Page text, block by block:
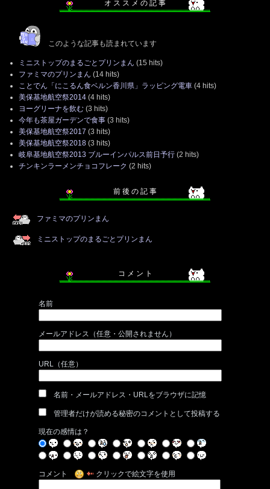
オ ス ス メ の 記 事
このような記事も読まれています
ミニストップのまるごとプリンまん (15 hits)
ファミマのプリンまん (14 hits)
ことでん「にこるん食ベルン香川県」ラッピング電車 (4 hits)
美保基地航空祭2014 (4 hits)
ヨーグリーナを飲む (3 hits)
今年も茶屋ガーデンで食事 (3 hits)
美保基地航空祭2017 (3 hits)
美保基地航空祭2018 (3 hits)
岐阜基地航空祭2013 ブルーインパルス前日予行 (2 hits)
チンキンラーメンチョコフレーク (2 hits)
前 後 の 記 事
ファミマのプリンまん
ミニストップのまるごとプリンまん
コ メ ン ト
名前
メールアドレス（任意・公開されません）
URL（任意）
名前・メールアドレス・URLをブラウザに記憶
管理者だけが読める秘密のコメントとして投稿する
現在の感情は？
コメント クリックで絵文字を使用